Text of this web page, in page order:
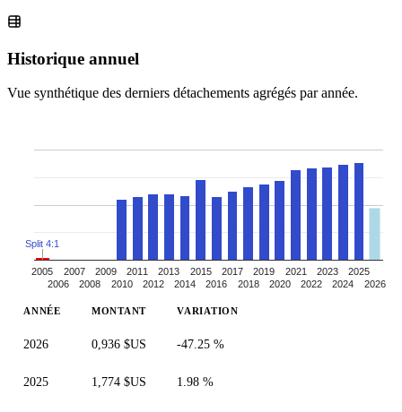
Historique annuel
Vue synthétique des derniers détachements agrégés par année.
2005
2006
2007
2008
2009
2010
2011
2012
2013
2014
2015
2016
2017
2018
2019
2020
2021
2022
2023
2024
2025
2026
Split 4:1
ANNÉE MONTANT VARIATION
2026 0,936 $US -47.25 %
2025 1,774 $US 1.98 %